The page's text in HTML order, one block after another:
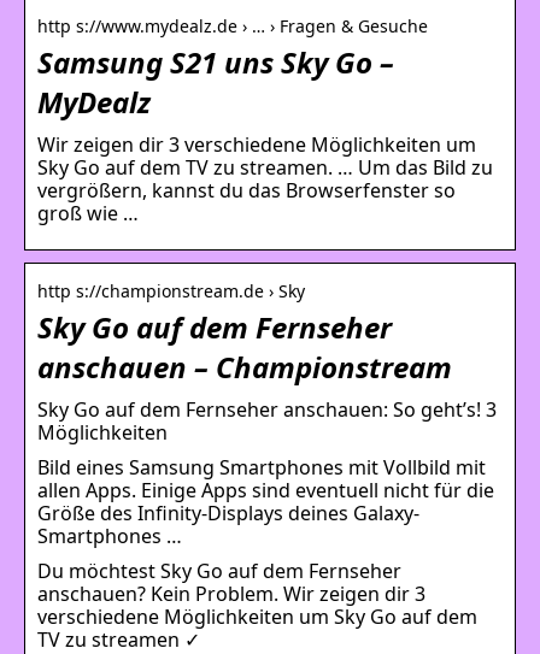
http s://www.mydealz.de › … › Fragen & Gesuche
Samsung S21 uns Sky Go –
MyDealz
Wir zeigen dir 3 verschiedene Möglichkeiten um
Sky Go auf dem TV zu streamen. … Um das Bild zu
vergrößern, kannst du das Browserfenster so
groß wie …
http s://championstream.de › Sky
Sky Go auf dem Fernseher
anschauen – Championstream
Sky Go auf dem Fernseher anschauen: So geht’s! 3
Möglichkeiten
Bild eines Samsung Smartphones mit Vollbild mit
allen Apps. Einige Apps sind eventuell nicht für die
Größe des Infinity-Displays deines Galaxy-
Smartphones …
Du möchtest Sky Go auf dem Fernseher
anschauen? Kein Problem. Wir zeigen dir 3
verschiedene Möglichkeiten um Sky Go auf dem
TV zu streamen ✓